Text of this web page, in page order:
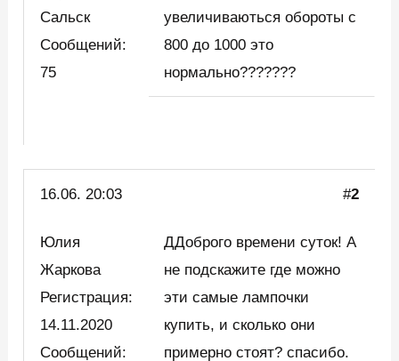
Сальск
Сообщений:
75
увеличиваються обороты с
800 до 1000 это
нормально???????
16.06. 20:03 #2
Юлия
Жаркова
Регистрация:
14.11.2020
Сообщений:
ДДоброго времени суток! А
не подскажите где можно
эти самые лампочки
купить, и сколько они
примерно стоят? спасибо.